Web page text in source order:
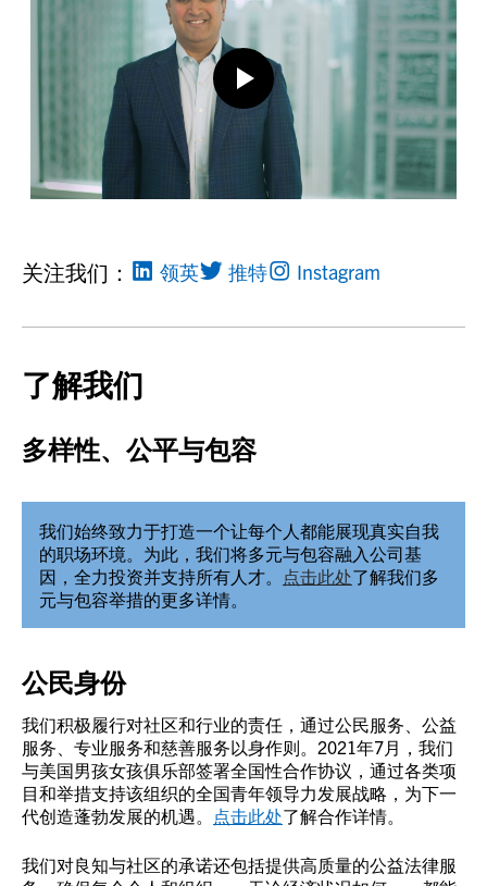
关注我们： 领英 推特 Instagram
了解我们
多样性、公平与包容
我们始终致力于打造一个让每个人都能展现真实自我
的职场环境。为此，我们将多元与包容融入公司基
因，全力投资并支持所有人才。 点击此处了解我们多
元与包容举措的更多详情。
公民身份
我们积极履行对社区和行业的责任，通过公民服务、公益
服务、专业服务和慈善服务以身作则。2021年7月，我们
与美国男孩女孩俱乐部签署全国性合作协议，通过各类项
目和举措支持该组织的全国青年领导力发展战略，为下一
代创造蓬勃发展的机遇。 点击此处了解合作详情。
我们对良知与社区的承诺还包括提供高质量的公益法律服